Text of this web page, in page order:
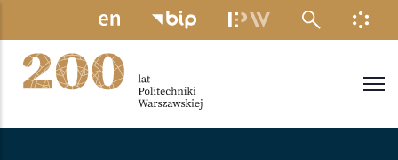
Przejdź do treści
MENU